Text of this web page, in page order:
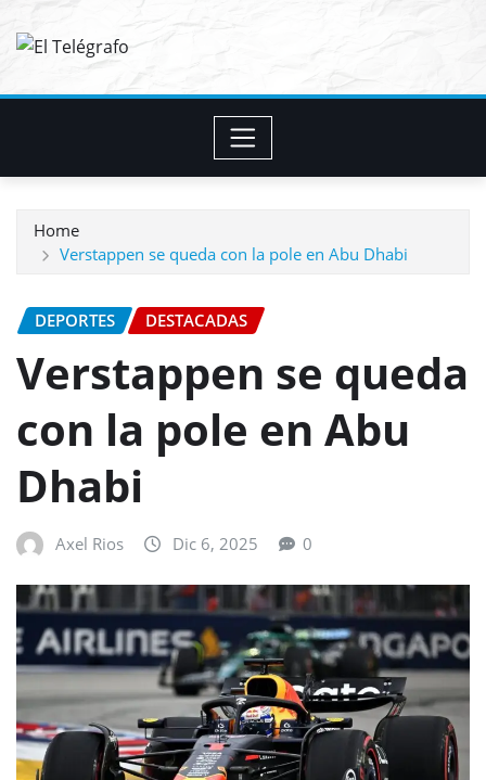
Home
Verstappen se queda con la pole en Abu Dhabi
DEPORTES DESTACADAS
Verstappen se queda
con la pole en Abu
Dhabi
Axel Rios Dic 6, 2025 0